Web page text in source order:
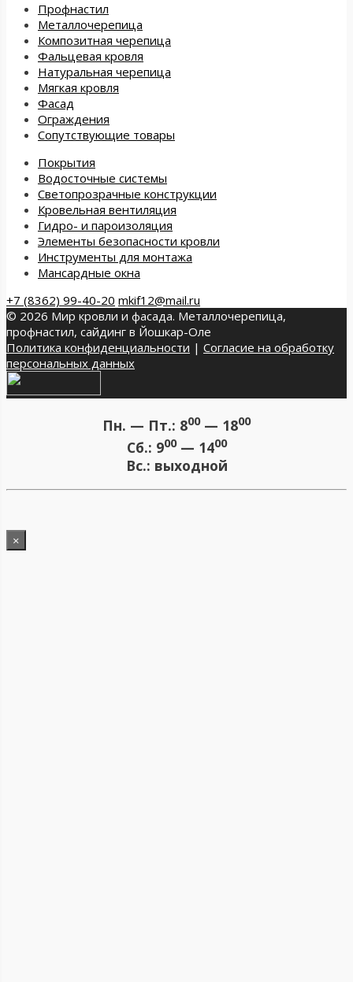
Профнастил
Металлочерепица
Композитная черепица
Фальцевая кровля
Натуральная черепица
Мягкая кровля
Фасад
Ограждения
Сопутствующие товары
Покрытия
Водосточные системы
Светопрозрачные конструкции
Кровельная вентиляция
Гидро- и пароизоляция
Элементы безопасности кровли
Инструменты для монтажа
Мансардные окна
+7 (8362) 99-40-20 mkif12@mail.ru
© 2026 Мир кровли и фасада. Металлочерепица,
профнастил, сайдинг в Йошкар-Оле
Политика конфиденциальности | Согласие на обработку
персональных данных
Пн. — Пт.: 800— 1800
Сб.: 900— 1400
Вс.: выходной
×